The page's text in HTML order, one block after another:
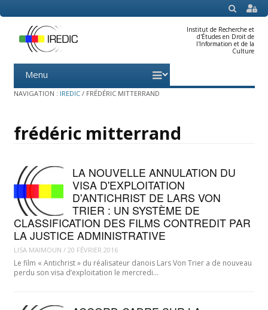
SEARCH
Institut de Recherche et
d'Études en Droit de
l'Information et de la
Culture
Menu
content
NAVIGATION : IREDIC / FRÉDÉRIC MITTERRAND
frédéric mitterrand
LA NOUVELLE ANNULATION DU
VISA D'EXPLOITATION
D'ANTICHRIST DE LARS VON
TRIER : UN SYSTÈME DE
CLASSIFICATION DES FILMS CONTREDIT PAR
LA JUSTICE ADMINISTRATIVE
LISA MAIMOUN / 20 FÉVRIER 2016
Le film « Antichrist » du réalisateur danois Lars Von Trier a de nouveau
perdu son visa d’exploitation le mercredi…